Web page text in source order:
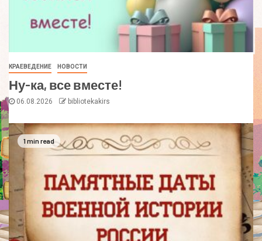
КРАЕВЕДЕНИЕ НОВОСТИ
Ну-ка, все вместе!
06.08.2026 bibliotekakirs
1 min read